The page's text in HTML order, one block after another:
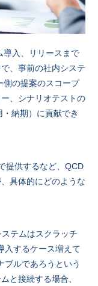
導入、リリースまで
、事前の社内システ
側の提案のスコープ
、シナリオテストの
納期）に貢献でき
提供するなど、QCD
具体的にどのような
テムはスクラッチ
入するケース増えて
ブルであろうという
と接続する場合、